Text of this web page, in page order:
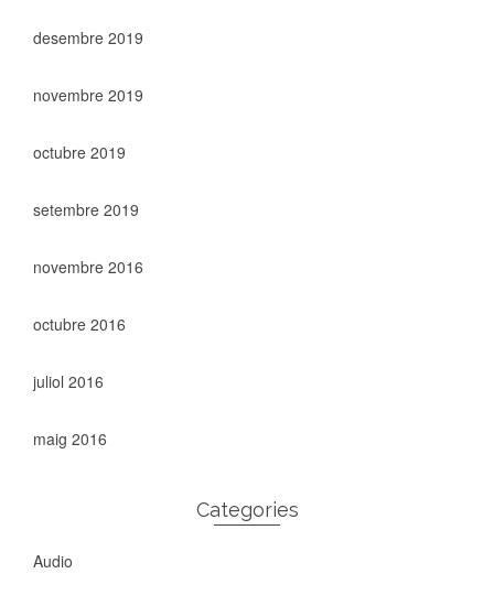
desembre 2019
novembre 2019
octubre 2019
setembre 2019
novembre 2016
octubre 2016
juliol 2016
maig 2016
Categories
Audio